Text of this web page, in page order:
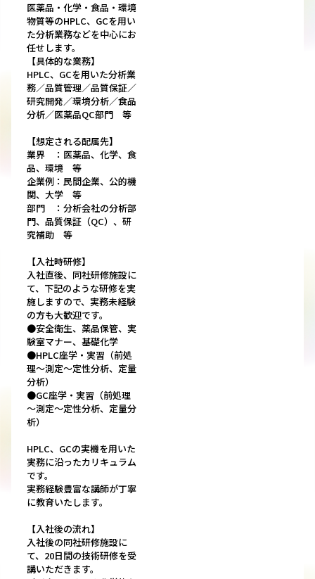
医薬品・化学・食品・環境
物質等のHPLC、GCを用い
た分析業務などを中心にお
任せします。
【具体的な業務】
HPLC、GCを用いた分析業
務／品質管理／品質保証／
研究開発／環境分析／食品
分析／医薬品QC部門 等
【想定される配属先】
業界 ：医薬品、化学、食
品、環境 等
企業例：民間企業、公的機
関、大学 等
部門 ：分析会社の分析部
門、品質保証（QC）、研
究補助 等
【入社時研修】
入社直後、同社研修施設に
て、下記のような研修を実
施しますので、実務未経験
の方も大歓迎です。
●安全衛生、薬品保管、実
験室マナー、基礎化学
●HPLC座学・実習（前処
理～測定～定性分析、定量
分析）
●GC座学・実習（前処理
～測定～定性分析、定量分
析）
HPLC、GCの実機を用いた
実務に沿ったカリキュラム
です。
実務経験豊富な講師が丁寧
に教育いたします。
【入社後の流れ】
入社後の同社研修施設に
て、20日間の技術研修を受
講いただきます。